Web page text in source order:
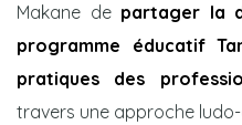
Makane de partager la
programme éducatif
pratiques des
travers une approche